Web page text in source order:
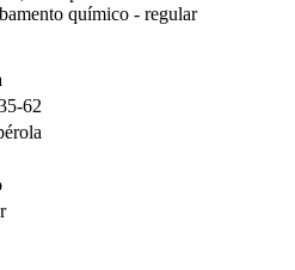
químico - regular
62